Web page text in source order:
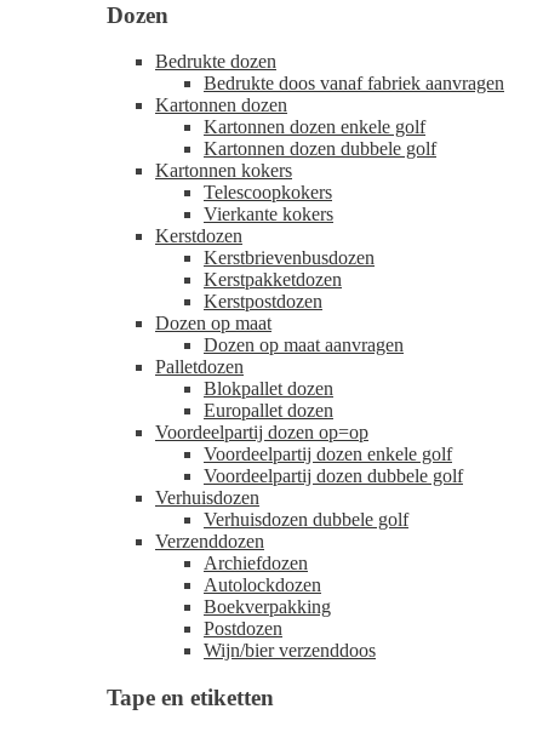
Dozen
Bedrukte dozen
Bedrukte doos vanaf fabriek aanvragen
Kartonnen dozen
Kartonnen dozen enkele golf
Kartonnen dozen dubbele golf
Kartonnen kokers
Telescoopkokers
Vierkante kokers
Kerstdozen
Kerstbrievenbusdozen
Kerstpakketdozen
Kerstpostdozen
Dozen op maat
Dozen op maat aanvragen
Palletdozen
Blokpallet dozen
Europallet dozen
Voordeelpartij dozen op=op
Voordeelpartij dozen enkele golf
Voordeelpartij dozen dubbele golf
Verhuisdozen
Verhuisdozen dubbele golf
Verzenddozen
Archiefdozen
Autolockdozen
Boekverpakking
Postdozen
Wijn/bier verzenddoos
Tape en etiketten